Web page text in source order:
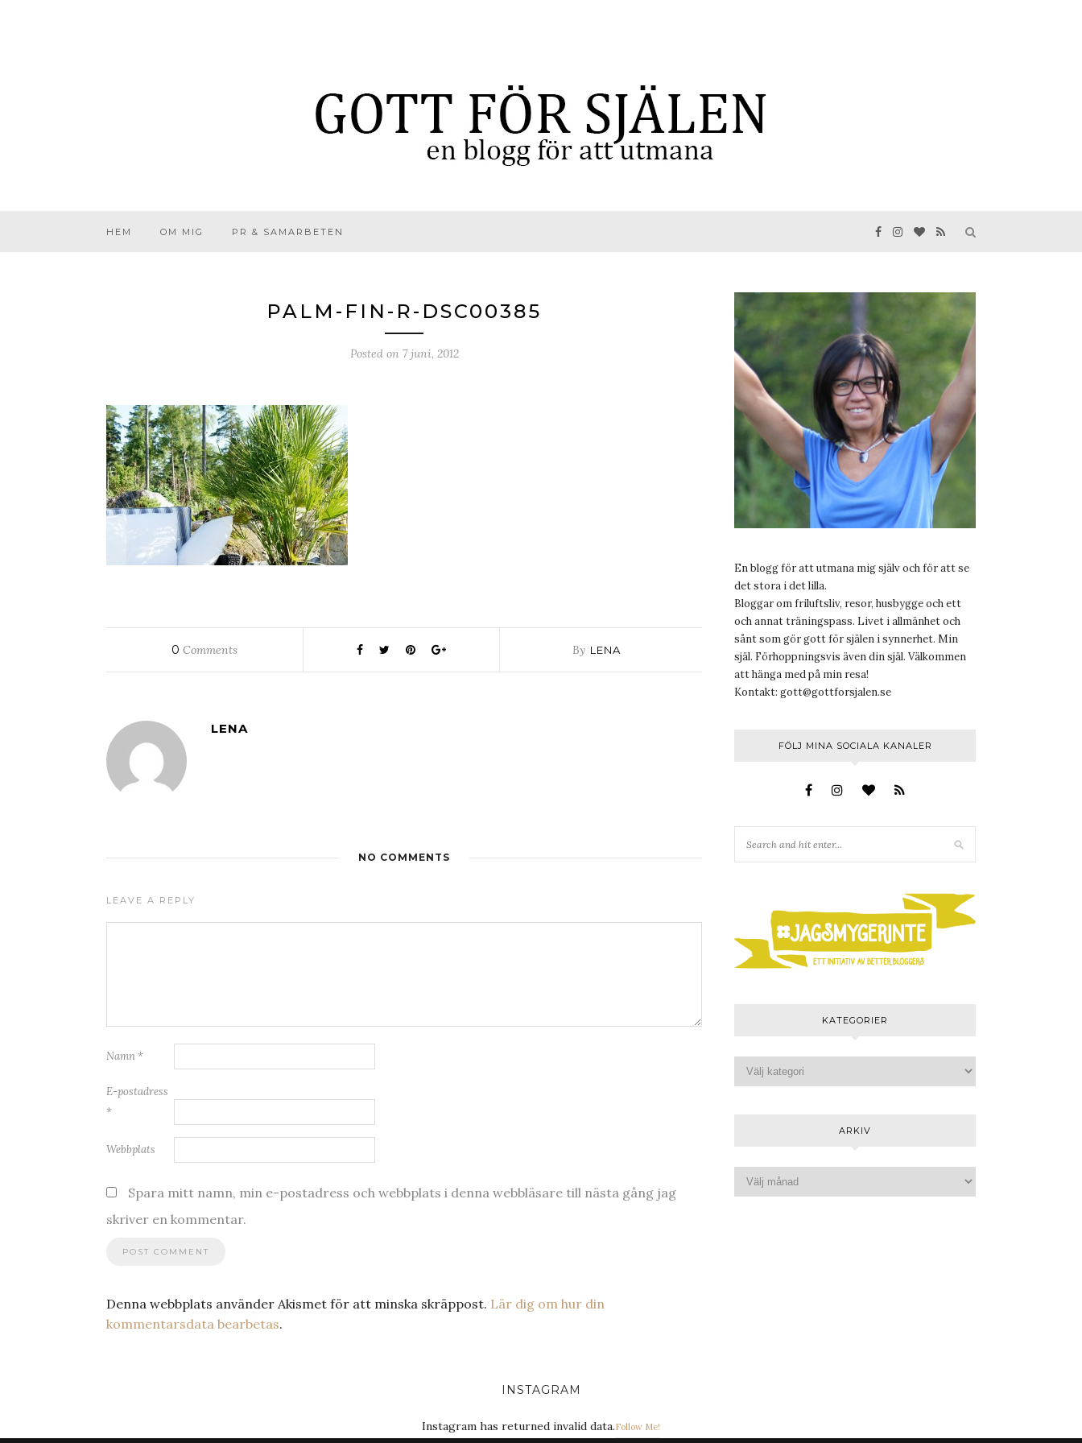
HEM OM MIG PR & SAMARBETEN
PALM-FIN-R-DSC00385
Posted on 7 juni, 2012
0 Comments By LENA
LENA
NO COMMENTS
LEAVE A REPLY
Namn *
E-postadress
*
Webbplats
Spara mitt namn, min e-postadress och webbplats i denna webbläsare till nästa gång jag
skriver en kommentar.
Denna webbplats använder Akismet för att minska skräppost. Lär dig om hur din
kommentarsdata bearbetas.
En blogg för att utmana mig själv och för att se
det stora i det lilla.
Bloggar om friluftsliv, resor, husbygge och ett
och annat träningspass. Livet i allmänhet och
sånt som gör gott för själen i synnerhet. Min
själ. Förhoppningsvis även din själ. Välkommen
att hänga med på min resa!
Kontakt: gott@gottforsjalen.se
FÖLJ MINA SOCIALA KANALER
KATEGORIER
ARKIV
INSTAGRAM
Instagram has returned invalid data.Follow Me!